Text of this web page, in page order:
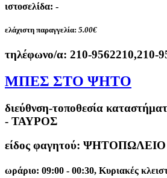
ιστοσελίδα: -
ελάχιστη παραγγελία: 5.00€
τηλέφωνο/α: 210-9562210,210-
ΜΠΕΣ ΣΤΟ ΨΗΤΟ
διεύθνση-τοποθεσία
- ΤΑΥΡΟΣ
είδος φαγητού: ΨΗΤΟΠΩΛΕΙΟ
ωράριο: 09:00 - 00:30, Κυριακές